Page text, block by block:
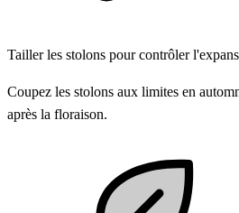
Tailler les stolons pour contrôler
Coupez les stolons aux limites en
après la floraison.